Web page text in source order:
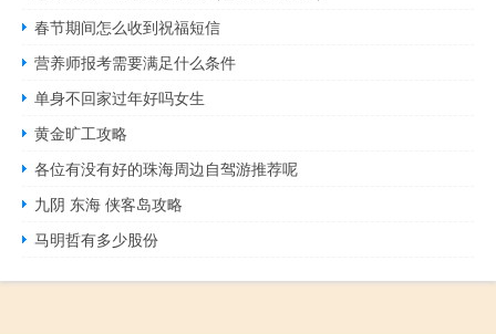
春节期间怎么收到祝福短信
营养师报考需要满足什么条件
单身不回家过年好吗女生
黄金旷工攻略
各位有没有好的珠海周边自驾游推荐呢
九阴 东海 侠客岛攻略
马明哲有多少股份